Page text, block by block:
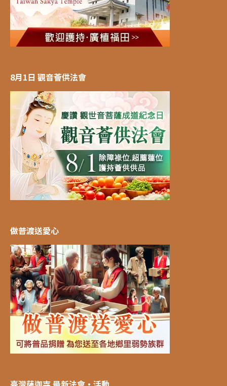
8月1日 觀音薈供法會
做普渡送愛心